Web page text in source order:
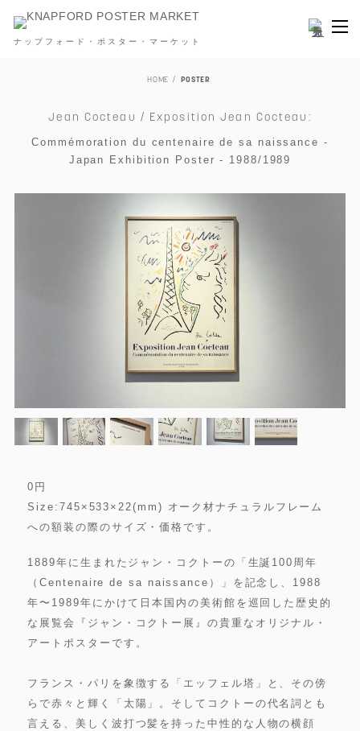
ナップフォード・ポスター・マーケット
HOME POSTER
Jean Cocteau / Exposition Jean Cocteau:
Commémoration du centenaire de sa naissance -
Japan Exhibition Poster - 1988/1989
0 円
Size:745×533×22(mm) オーク材ナチュラルフレーム
への額装の際のサイズ・価格です。
1889年に生まれたジャン・コクトーの「生誕100周年
（Centenaire de sa naissance）」を記念し、1988
年〜1989年にかけて日本国内の美術館を巡回した歴史的
な展覧会『ジャン・コクトー展』の貴重なオリジナル・
アートポスターです。
フランス・パリを象徴する「エッフェル塔」と、その傍
らで赤々と輝く「太陽」。そしてコクトーの代名詞とも
言える、美しく波打つ髪を持った中性的な人物の横顔